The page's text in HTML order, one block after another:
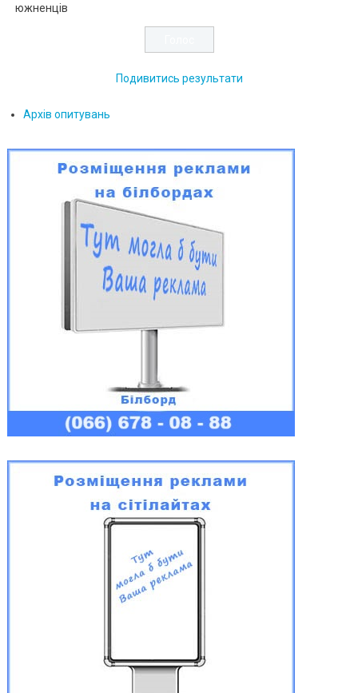
южненців
Подивитись результати
Архів опитувань